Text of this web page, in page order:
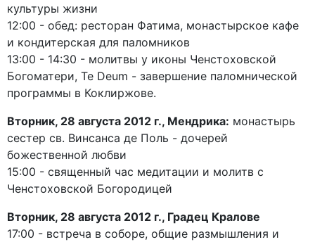
культуры жизни
12:00 - обед: ресторан Фатима, монастырское кафе
и кондитерская для паломников
13:00 - 14:30 - молитвы у иконы Ченстоховской
Богоматери, Te Deum - завершение паломнической
программы в Коклиржове.
Вторник, 28 августа 2012 г., Мендрика: монастырь
сестер св. Винсанса де Поль - дочерей
божественной любви
15:00 - священный час медитации и молитв с
Ченстоховской Богородицей
Вторник, 28 августа 2012 г., Градец Кралове
17:00 - встреча в соборе, общие размышления и